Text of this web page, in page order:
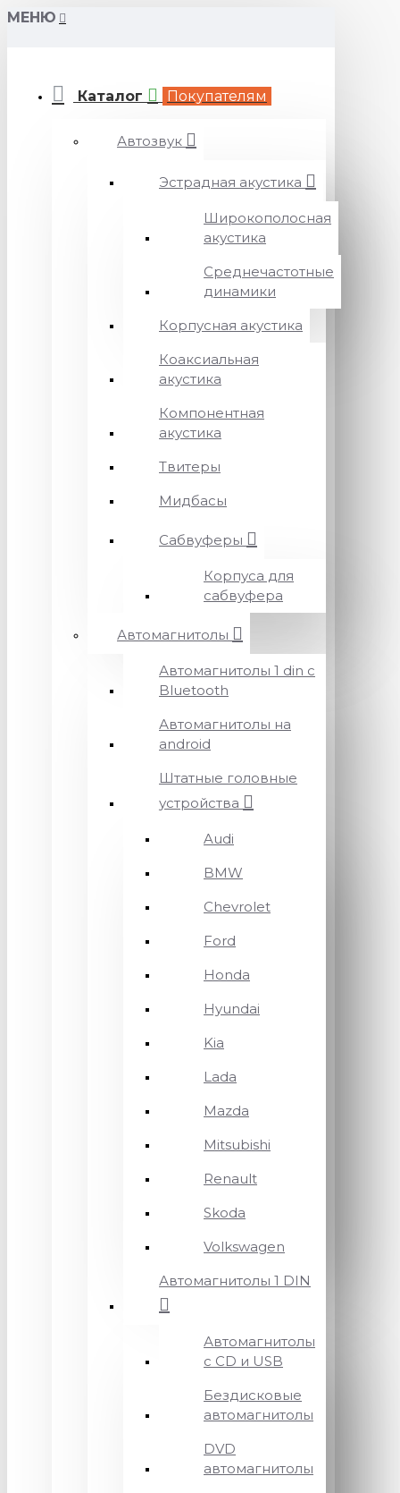
МЕНЮ
Каталог Покупателям
Автозвук
Эстрадная акустика
Широкополосная
акустика
Среднечастотные
динамики
Корпусная акустика
Коаксиальная
акустика
Компонентная
акустика
Твитеры
Мидбасы
Сабвуферы
Корпуса для
сабвуфера
Автомагнитолы
Автомагнитолы 1 din с
Bluetooth
Автомагнитолы на
android
Штатные головные
устройства
Audi
BMW
Chevrolet
Ford
Honda
Hyundai
Kia
Lada
Mazda
Mitsubishi
Renault
Skoda
Volkswagen
Автомагнитолы 1 DIN
Автомагнитолы
с CD и USB
Бездисковые
автомагнитолы
DVD
автомагнитолы